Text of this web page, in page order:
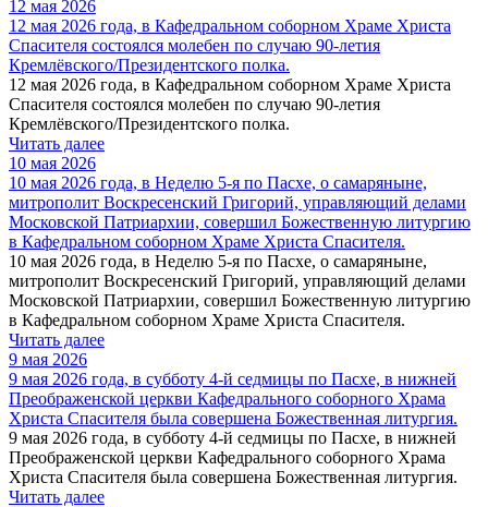
12 мая 2026
12 мая 2026 года, в Кафедральном соборном Храме Христа
Спасителя состоялся молебен по случаю 90-летия
Кремлёвского/Президентского полка.
12 мая 2026 года, в Кафедральном соборном Храме Христа
Спасителя состоялся молебен по случаю 90-летия
Кремлёвского/Президентского полка.
Читать далее
10 мая 2026
10 мая 2026 года, в Неделю 5-я по Пасхе, о самаряныне,
митрополит Воскресенский Григорий, управляющий делами
Московской Патриархии, совершил Божественную литургию
в Кафедральном соборном Храме Христа Спасителя.
10 мая 2026 года, в Неделю 5-я по Пасхе, о самаряныне,
митрополит Воскресенский Григорий, управляющий делами
Московской Патриархии, совершил Божественную литургию
в Кафедральном соборном Храме Христа Спасителя.
Читать далее
9 мая 2026
9 мая 2026 года, в субботу 4-й седмицы по Пасхе, в нижней
Преображенской церкви Кафедрального соборного Храма
Христа Спасителя была совершена Божественная литургия.
9 мая 2026 года, в субботу 4-й седмицы по Пасхе, в нижней
Преображенской церкви Кафедрального соборного Храма
Христа Спасителя была совершена Божественная литургия.
Читать далее